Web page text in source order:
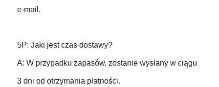
e-mail.
5P: Jaki jest czas dostawy?
A: W przypadku zapasów, zostanie wysłany w ciągu
3 dni od otrzymania płatności.